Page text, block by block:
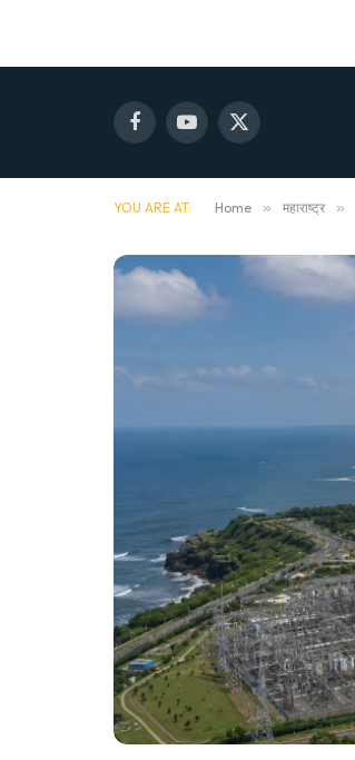
FacebookYouTube
X
YOU ARE AT: Home » महाराष्ट्र »